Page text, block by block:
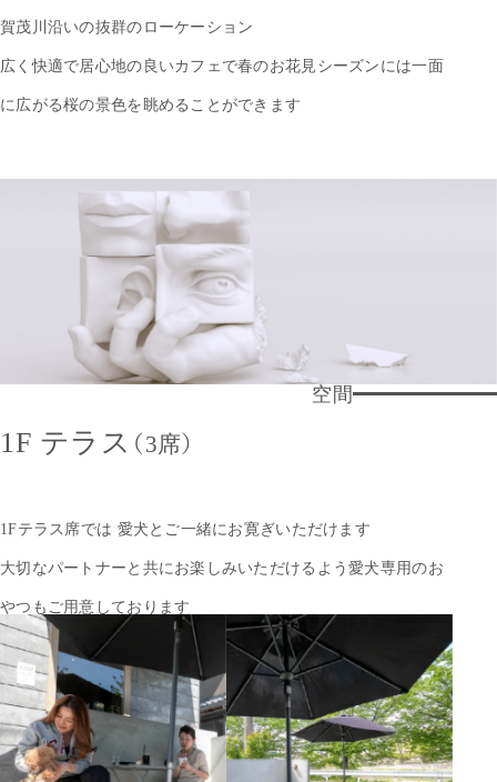
賀茂川沿いの抜群のローケーション
広く快適で居心地の良いカフェで春のお花見シーズンには一面
に広がる桜の景色を眺めることができます
空間
1F テラス （3席）
1Fテラス席では 愛犬とご一緒にお寛ぎいただけます
大切なパートナーと共にお楽しみいただけるよう愛犬専用のお
やつもご用意しております